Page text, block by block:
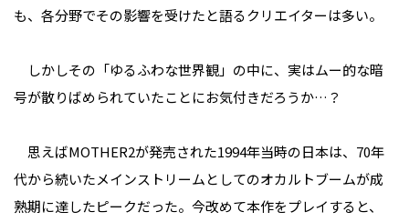
も、各分野でその影響を受けたと語るクリエイターは多い。
しかしその「ゆるふわな世界観」の中に、実はムー的な暗
号が散りばめられていたことにお気付きだろうか…？
思えばMOTHER2が発売された1994年当時の日本は、70年
代から続いたメインストリームとしてのオカルトブームが成
熟期に達したピークだった。今改めて本作をプレイすると、